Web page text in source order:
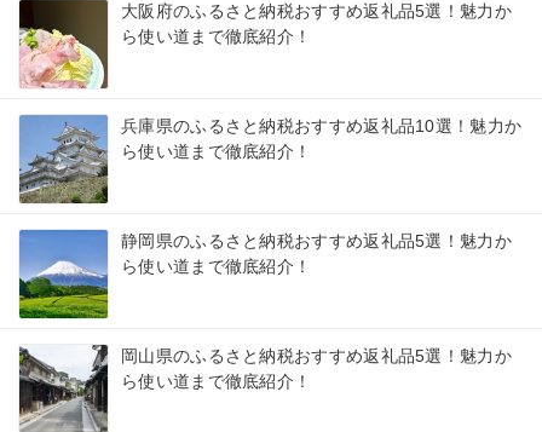
大阪府のふるさと納税おすすめ返礼品5選！魅力か
ら使い道まで徹底紹介！
兵庫県のふるさと納税おすすめ返礼品10選！魅力か
ら使い道まで徹底紹介！
静岡県のふるさと納税おすすめ返礼品5選！魅力か
ら使い道まで徹底紹介！
岡山県のふるさと納税おすすめ返礼品5選！魅力か
ら使い道まで徹底紹介！